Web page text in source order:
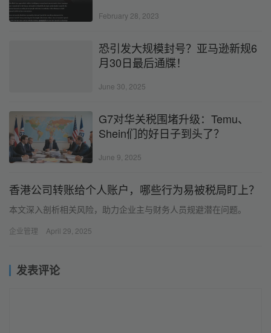
February 28, 2023
恐引发大规模封号？亚马逊新规6
月30日最后通牒！
June 30, 2025
G7对华关税围堵升级：Temu、
Shein们的好日子到头了？
June 9, 2025
香港公司转账给个人账户，哪些行为易被税局盯上？
本文深入剖析相关风险，助力企业主与财务人员规避潜在问题。
企业管理 April 29, 2025
发表评论